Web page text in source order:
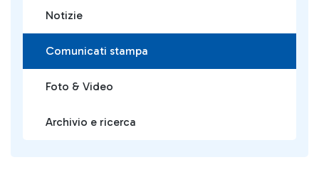
Notizie
Comunicati stampa
Foto & Video
Archivio e ricerca